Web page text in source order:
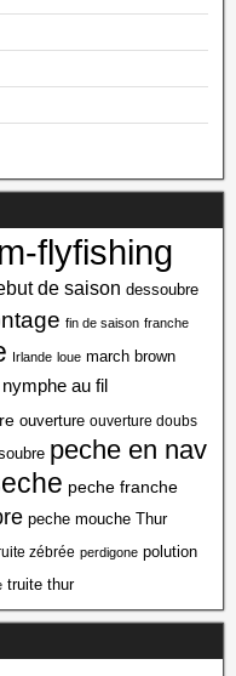
flyfishing
de saison dessoubre
fin de saison franche
Irlande loue march brown
nymphe au fil
ouverture ouverture doubs
peche en nav
peche franche
peche mouche Thur
zébrée perdigone polution
truite thur